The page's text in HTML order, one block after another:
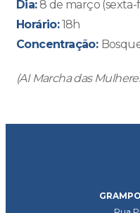
Dia:8 de março (sexta-
Horário:18h
Concentração:
(AI Marcha das